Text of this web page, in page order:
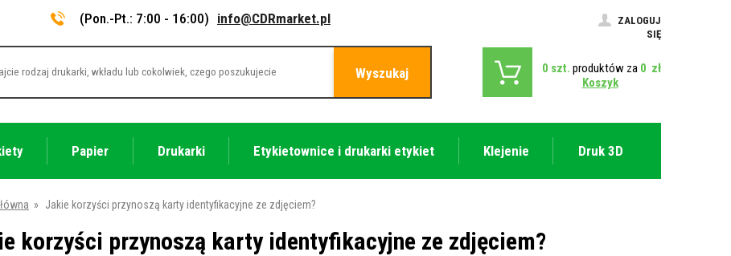
(Pon.-Pt.: 7:00 - 16:00) info@CDRmarket.pl
ZALOGUJ
SIĘ
Wyszukaj 0 szt. produktów za 0 zł
Koszyk
Papier Drukarki Etykietownice i drukarki etykiet Klejenie Druk 3D
» Jakie korzyści przynoszą karty identyfikacyjne ze zdjęciem?
korzyści przynoszą karty identyfikacyjne ze zdjęciem?